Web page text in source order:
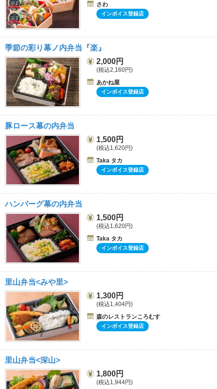
さわ
インボイス登録店
季節の彩り幕ノ内弁当『楽』
2,000円
(税込2,160円)
あかね屋
インボイス登録店
豚ロース幕の内弁当
1,500円
(税込1,620円)
Taka タカ
インボイス登録店
ハンバーグ幕の内弁当
1,500円
(税込1,620円)
Taka タカ
インボイス登録店
里山弁当<みや里>
1,300円
(税込1,404円)
森のレストランころむす
インボイス登録店
里山弁当<深山>
1,800円
(税込1,944円)